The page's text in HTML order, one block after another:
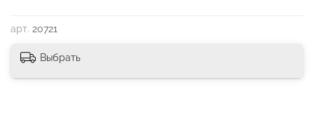
арт. 20721
Выбрать